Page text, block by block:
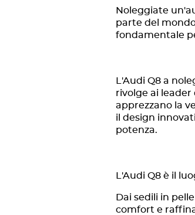
Noleggiate
parte del
fondamentale
L'Audi Q8 a
rivolge ai leader
apprezzano la
il design
potenza.
L'Audi Q8 è il
Dai sedili in
comfort e